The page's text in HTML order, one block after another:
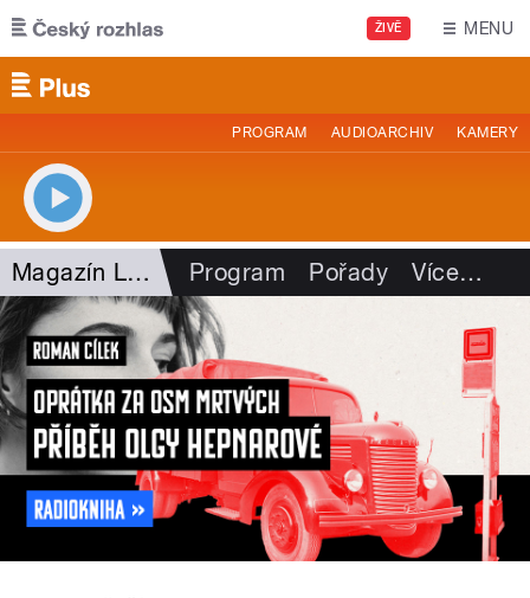
Přejít k hlavnímu obsahu
ŽIVĚ MENU
PROGRAM AUDIOARCHIV KAMERY
Magazín Leonardo Program Pořady Více…